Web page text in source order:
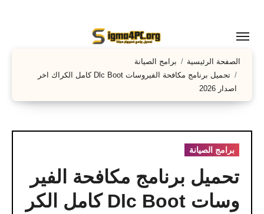
المحتوى
الصفحة الرئيسية
برامج الصيانة
تحميل برنامج مكافحة الفيروسات Dlc Boot كامل الكراك اخر
اصدار 2026
برامج الصيانة
تحميل برنامج مكافحة الفير
وسات Dlc Boot كامل الكر